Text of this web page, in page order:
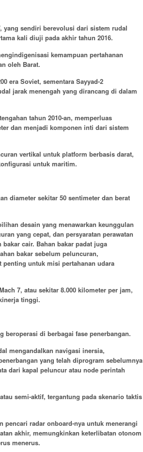
yang sendiri berevolusi dari sistem rudal
kali diuji pada akhir tahun 2016.
kemampuan pertahanan
oleh Barat.
era Soviet, sementara Sayyad-2
jarak menengah yang dirancang di dalam
tahun 2010-an, memperluas
dan menjadi komponen inti dari sistem
vertikal untuk platform berbasis darat,
untuk maritim.
diameter sekitar 50 sentimeter dan berat
desain yang menawarkan keunggulan
yang cepat, dan persyaratan perawatan
cair. Bahan bakar padat juga
bakar sebelum peluncuran,
untuk misi pertahanan udara
7, atau sekitar 8.000 kilometer per jam,
tinggi.
beroperasi di berbagai fase penerbangan.
mengandalkan navigasi inersia,
yang telah diprogram sebelumnya
dari kapal peluncur atau node perintah
semi-aktif, tergantung pada skenario taktis
pencari radar onboard-nya untuk menerangi
akhir, memungkinkan keterlibatan otonom
menerus.